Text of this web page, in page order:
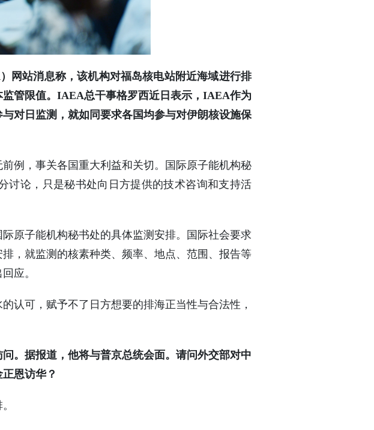
网站消息称，该机构对福岛核电站附近海域进行排
管限值。IAEA总干事格罗西近日表示，IAEA作为
对日监测，就如同要求各国均参与对伊朗核设施保
例，事关各国重大利益和关切。国际原子能机构秘
讨论，只是秘书处向日方提供的技术咨询和支持活
原子能机构秘书处的具体监测安排。国际社会要求
，就监测的核素种类、频率、地点、范围、报告等
应。
认可，赋予不了日方想要的排海正当性与合法性，
。据报道，他将与普京总统会面。请问外交部对中
恩访华？